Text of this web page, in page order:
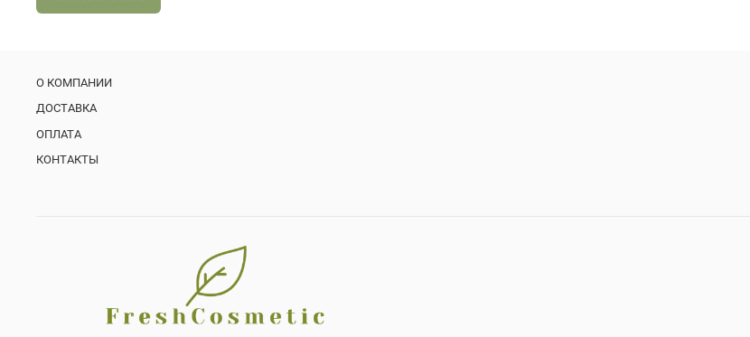
О КОМПАНИИ
ДОСТАВКА
ОПЛАТА
КОНТАКТЫ